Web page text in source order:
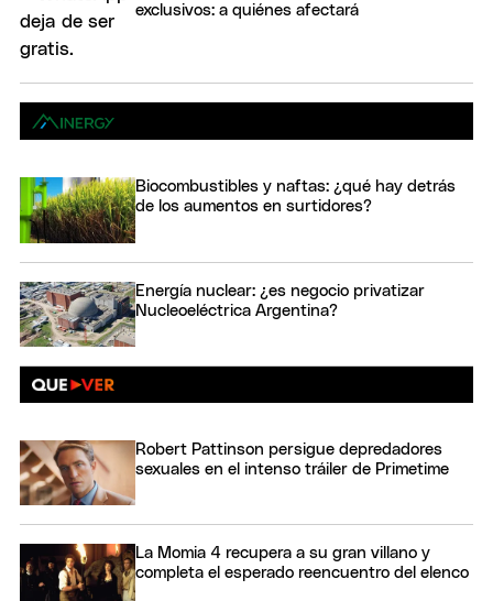
exclusivos: a quiénes afectará
Biocombustibles y naftas: ¿qué hay detrás
de los aumentos en surtidores?
Energía nuclear: ¿es negocio privatizar
Nucleoeléctrica Argentina?
Robert Pattinson persigue depredadores
sexuales en el intenso tráiler de Primetime
La Momia 4 recupera a su gran villano y
completa el esperado reencuentro del elenco